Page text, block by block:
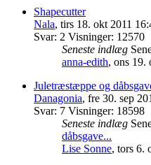
Shapecutter
Nala, tirs 18. okt 2011
Svar: 2 Visninger: 12570
Seneste indlæg
anna-edith, ons 19.
Juletræstæppe og
Danagonia, fre 30. sep
Svar: 7 Visninger: 18598
Seneste indlæg
dåbsgave...
Lise Sonne, tors 6.